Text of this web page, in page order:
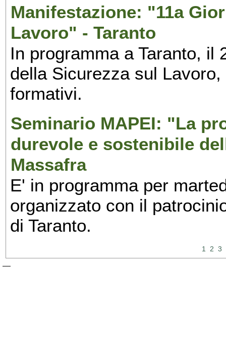
Manifestazione: "11a
Lavoro" - Taranto
In programma a Taranto, il
della Sicurezza sul
formativi.
Seminario MAPEI: "La
durevole e sostenibile
Massafra
E' in programma per
organizzato con il
di Taranto.
1 2 3